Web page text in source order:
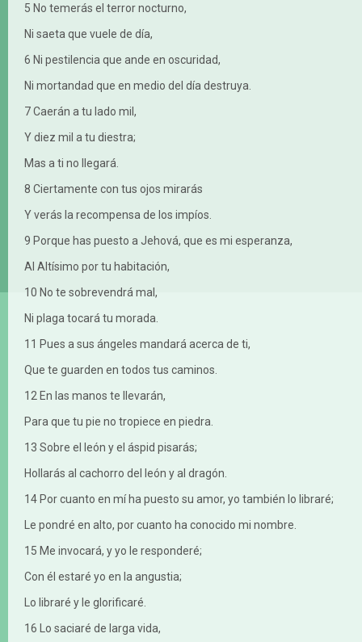
5 No temerás el terror nocturno,
Ni saeta que vuele de día,
6 Ni pestilencia que ande en oscuridad,
Ni mortandad que en medio del día destruya.
7 Caerán a tu lado mil,
Y diez mil a tu diestra;
Mas a ti no llegará.
8 Ciertamente con tus ojos mirarás
Y verás la recompensa de los impíos.
9 Porque has puesto a Jehová, que es mi esperanza,
Al Altísimo por tu habitación,
10 No te sobrevendrá mal,
Ni plaga tocará tu morada.
11 Pues a sus ángeles mandará acerca de ti,
Que te guarden en todos tus caminos.
12 En las manos te llevarán,
Para que tu pie no tropiece en piedra.
13 Sobre el león y el áspid pisarás;
Hollarás al cachorro del león y al dragón.
14 Por cuanto en mí ha puesto su amor, yo también lo libraré;
Le pondré en alto, por cuanto ha conocido mi nombre.
15 Me invocará, y yo le responderé;
Con él estaré yo en la angustia;
Lo libraré y le glorificaré.
16 Lo saciaré de larga vida,